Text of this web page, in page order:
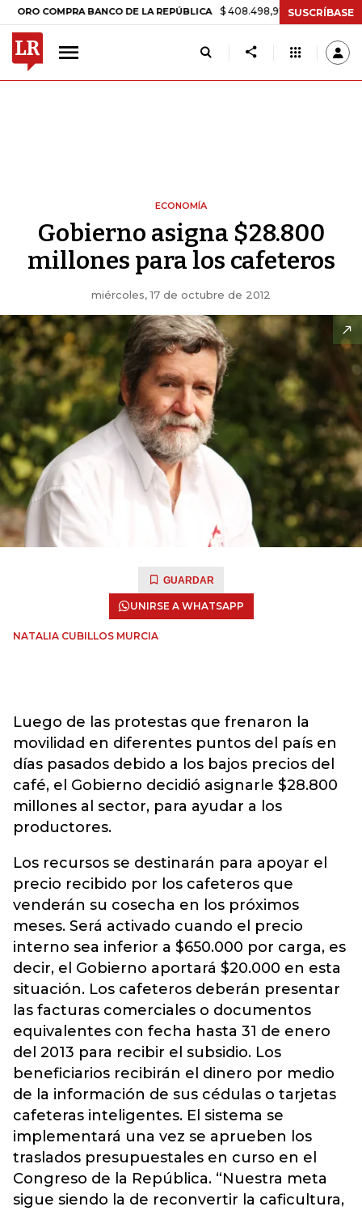
COMPRA BANCO DE LA REPÚBLICA $ 408.498,97 +$ 8.753,81 +2,19%
SUSCRÍBASE
ECONOMÍA
Gobierno asigna $28.800
millones para los cafeteros
miércoles, 17 de octubre de 2012
GUARDAR
UNIRSE A WHATSAPP
NATALIA CUBILLOS MURCIA
Luego de las protestas que frenaron la
movilidad en diferentes puntos del país en
días pasados debido a los bajos precios del
café, el Gobierno decidió asignarle $28.800
millones al sector, para ayudar a los
productores.
Los recursos se destinarán para apoyar el
precio recibido por los cafeteros que
venderán su cosecha en los próximos
meses. Será activado cuando el precio
interno sea inferior a $650.000 por carga, es
decir, el Gobierno aportará $20.000 en esta
situación. Los cafeteros deberán presentar
las facturas comerciales o documentos
equivalentes con fecha hasta 31 de enero
del 2013 para recibir el subsidio. Los
beneficiarios recibirán el dinero por medio
de la información de sus cédulas o tarjetas
cafeteras inteligentes. El sistema se
implementará una vez se aprueben los
traslados presupuestales en curso en el
Congreso de la República. “Nuestra meta
sigue siendo la de reconvertir la caficultura,